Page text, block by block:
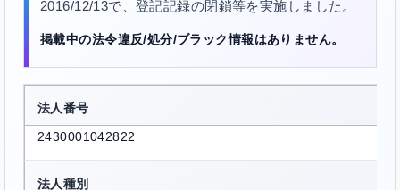
2016/12/13で、登記記録の閉鎖等を実施しました。
掲載中の法令違反/処分/ブラック情報はありません。
法人番号
2430001042822
法人種別